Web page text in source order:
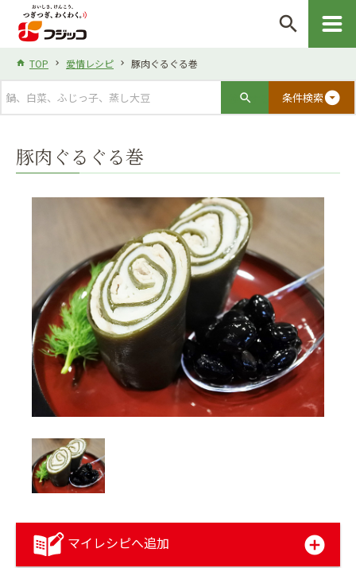
search
TOP 愛情レシピ 豚肉ぐるぐる巻
条件検索arrow_drop_down_circle
豚肉ぐるぐる巻
マイレシピへ追加